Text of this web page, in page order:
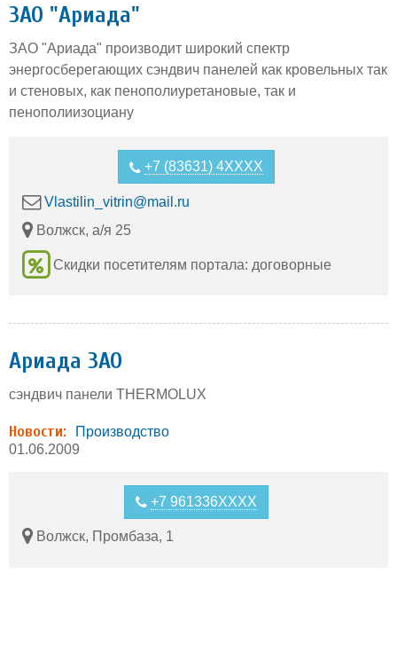
ЗАО "Ариада"
ЗАО "Ариада" производит широкий спектр
энергосберегающих сэндвич панелей как кровельных так
и стеновых, как пенополиуретановые, так и
пенополиизоциану
+7 (83631) 4XXXX
Vlastilin_vitrin@mail.ru
Волжск, а/я 25
Скидки посетителям портала: договорные
Ариада ЗАО
сэндвич панели THERMOLUX
Новости:
Производство
01.06.2009
+7 961336XXXX
Волжск, Промбаза, 1